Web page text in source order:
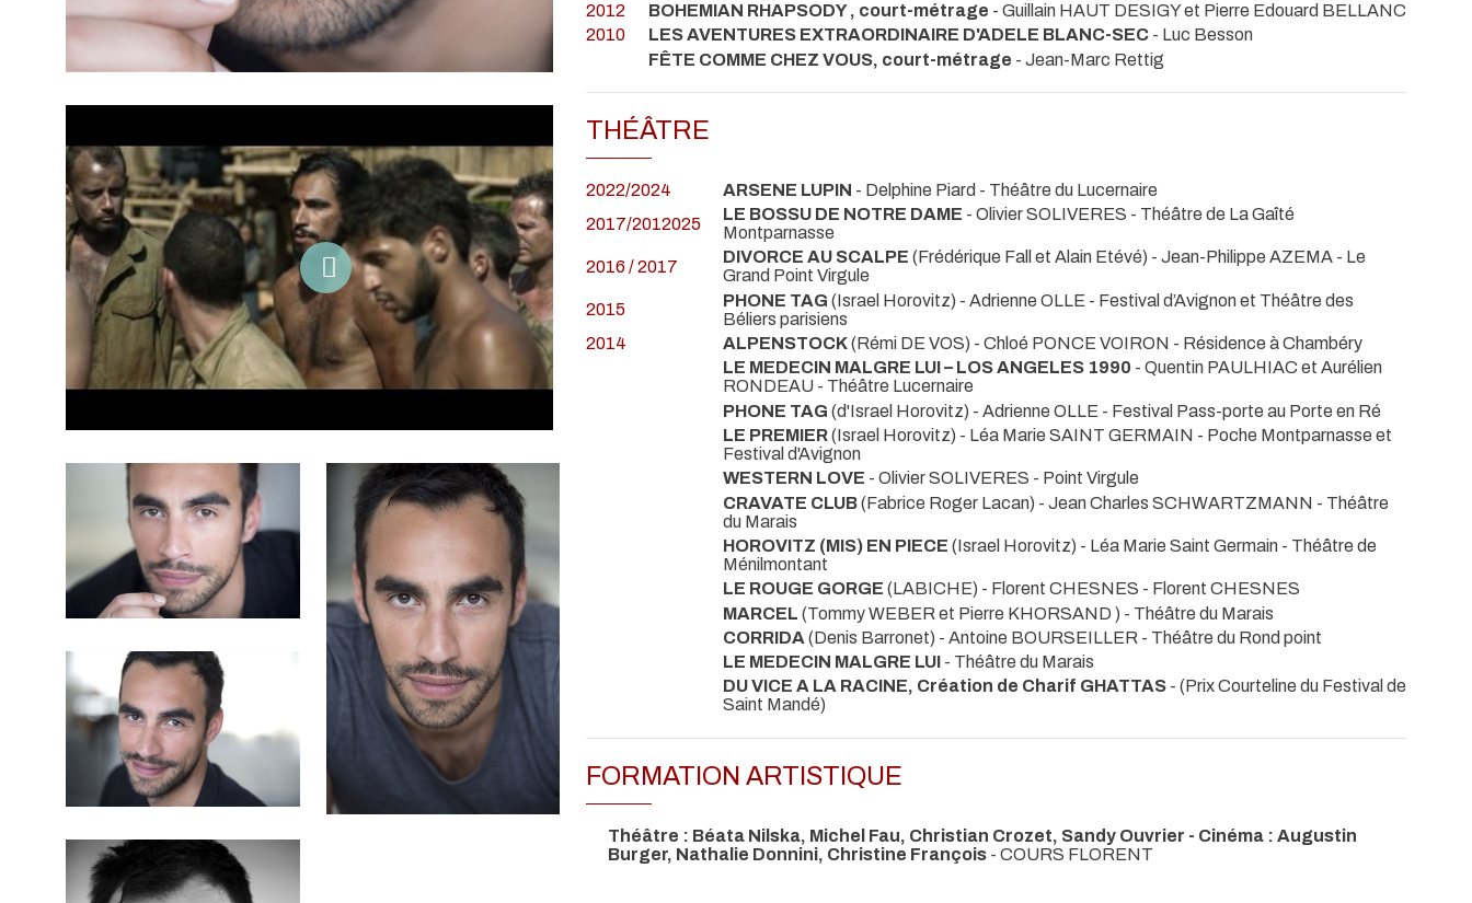
2012
BOHEMIAN RHAPSODY , court-métrage - Guillain HAUT DESIGY et Pierre Edouard BELLANC
2010
LES AVENTURES EXTRAORDINAIRE D'ADELE BLANC-SEC - Luc Besson
FÊTE COMME CHEZ VOUS, court-métrage - Jean-Marc Rettig
THÉÂTRE
2022/2024 ARSENE LUPIN - Delphine Piard - Théâtre du Lucernaire
2017/2012025
LE BOSSU DE NOTRE DAME - Olivier SOLIVERES - Théâtre de La Gaîté
Montparnasse
2016 / 2017
DIVORCE AU SCALPE (Frédérique Fall et Alain Etévé) - Jean-Philippe AZEMA - Le
Grand Point Virgule
2015
PHONE TAG (Israel Horovitz) - Adrienne OLLE - Festival d’Avignon et Théâtre des
Béliers parisiens
2014
ALPENSTOCK(Rémi DE VOS) - Chloé PONCE VOIRON - Résidence à Chambéry
LE MEDECIN MALGRE LUI – LOS ANGELES 1990 - Quentin PAULHIAC et Aurélien
RONDEAU - Théâtre Lucernaire
PHONE TAG (d'Israel Horovitz) - Adrienne OLLE - Festival Pass-porte au Porte en Ré
LE PREMIER(Israel Horovitz) - Léa Marie SAINT GERMAIN - Poche Montparnasse et
Festival d'Avignon
WESTERN LOVE - Olivier SOLIVERES - Point Virgule
CRAVATE CLUB(Fabrice Roger Lacan) - Jean Charles SCHWARTZMANN - Théâtre
du Marais
HOROVITZ (MIS) EN PIECE (Israel Horovitz) - Léa Marie Saint Germain - Théâtre de
Ménilmontant
LE ROUGE GORGE (LABICHE) - Florent CHESNES - Florent CHESNES
MARCEL (Tommy WEBER et Pierre KHORSAND ) - Théâtre du Marais
CORRIDA (Denis Barronet) - Antoine BOURSEILLER - Théâtre du Rond point
LE MEDECIN MALGRE LUI - Théâtre du Marais
DU VICE A LA RACINE, Création de Charif GHATTAS - (Prix Courteline du Festival de
Saint Mandé)
FORMATION ARTISTIQUE
Théâtre : Béata Nilska, Michel Fau, Christian Crozet, Sandy Ouvrier - Cinéma : Augustin
Burger, Nathalie Donnini, Christine François - COURS FLORENT